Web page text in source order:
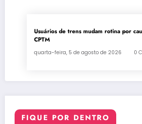
Usuários de trens mudam rotina por
CPTM
quarta-feira, 5 de agosto de 2026 0
FIQUE POR DENTRO